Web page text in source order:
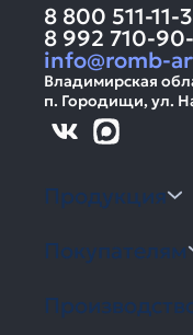
8 800 511-11-
8 992 710-
info@romb-
Владимирская
п. Городищи, ул.
Продукция
Покупателям